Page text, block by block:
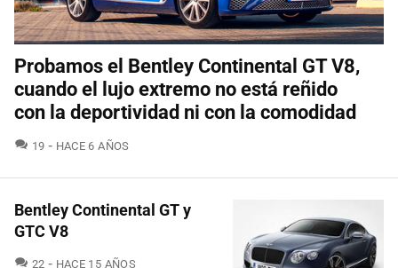
Probamos el Bentley Continental GT V8,
cuando el lujo extremo no está reñido
con la deportividad ni con la comodidad
19 COMENTARIOS
HACE 6 AÑOS
Bentley Continental GT y
GTC V8
22 COMENTARIOS
HACE 15 AÑOS